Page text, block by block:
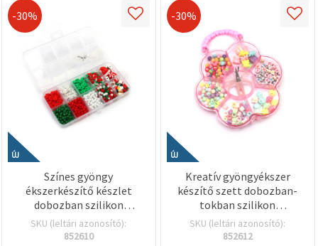
-30%
ÚJ
Színes gyöngy
ékszerkészítő készlet
dobozban szilikon
gumidamillal – fehér,
zöld, piros – gyerek
SKU (leltári azonosító):
852610
-30%
ÚJ
Kreatív gyöngyékszer
készítő szett dobozban-
tokban szilikon
gumidamillal és ollóval –
vegyes formák és színek
SKU (leltári azonosító):
852612